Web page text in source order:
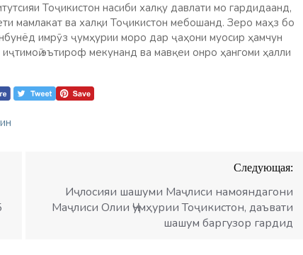
Тоҷикистон насиби халқу давлати мо гардидаанд,
мамлакат ва халқи Тоҷикистон мебошанд. Зеро маҳз бо
имрӯз ҷумҳурии моро дар ҷаҳони муосир ҳамчун
эътироф мекунанд ва мавқеи онро ҳангоми ҳалли
Следующая:
Иҷлосияи шашуми Маҷлиси намояндагони
Маҷлиси Олии Ҷумҳурии Тоҷикистон, даъвати
шашум баргузор гардид